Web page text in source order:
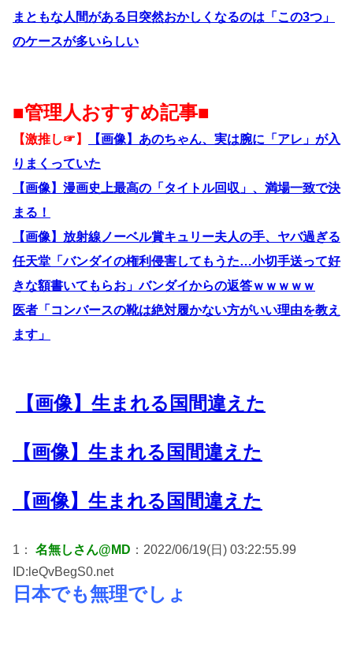
まともな人間がある日突然おかしくなるのは「この3つ」
のケースが多いらしい
■管理人おすすめ記事■
【激推し☞】
【画像】あのちゃん、実は腕に「アレ」が入
りまくっていた
【画像】漫画史上最高の「タイトル回収」、満場一致で決
まる！
【画像】放射線ノーベル賞キュリー夫人の手、ヤバ過ぎる
任天堂「バンダイの権利侵害してもうた…小切手送って好
きな額書いてもらお」バンダイからの返答ｗｗｗｗｗ
医者「コンバースの靴は絶対履かない方がいい理由を教え
ます」
【画像】生まれる国間違えた
【画像】生まれる国間違えた
【画像】生まれる国間違えた
1： 名無しさん@MD ：2022/06/19(日) 03:22:55.99
ID:leQvBegS0.net
日本でも無理でしょ